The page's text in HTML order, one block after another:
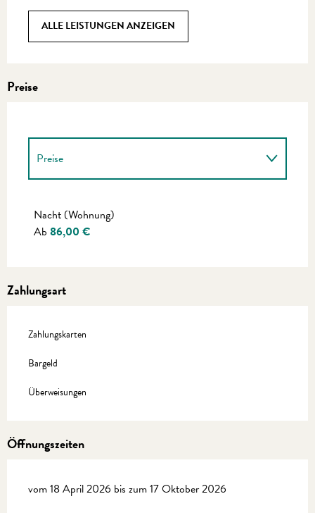
ALLE LEISTUNGEN ANZEIGEN
Preise
Preise
Nacht (Wohnung)
Ab 86,00 €
Zahlungsart
Zahlungskarten
Bargeld
Überweisungen
Öffnungszeiten
vom 18 April 2026 bis zum 17 Oktober 2026